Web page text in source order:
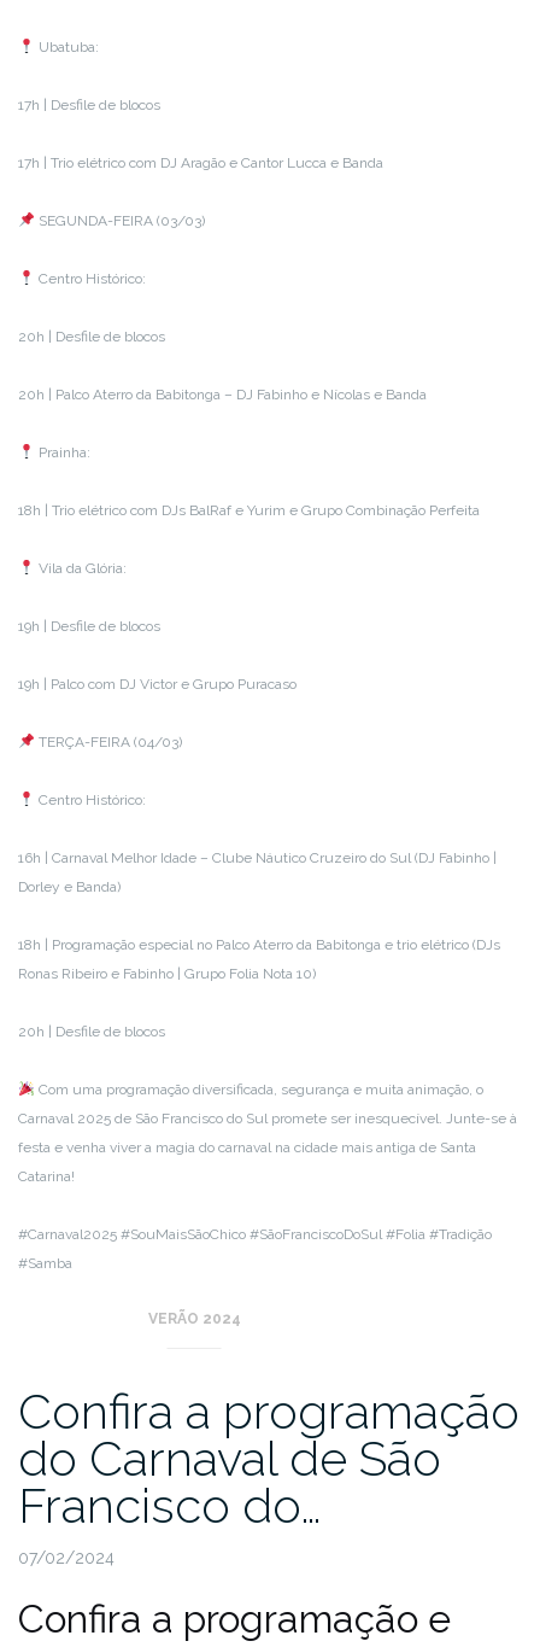
Ubatuba:
17h | Desfile de blocos
17h | Trio elétrico com DJ Aragão e Cantor Lucca e Banda
SEGUNDA-FEIRA (03/03)
Centro Histórico:
20h | Desfile de blocos
20h | Palco Aterro da Babitonga – DJ Fabinho e Nícolas e Banda
Prainha:
18h | Trio elétrico com DJs BalRaf e Yurim e Grupo Combinação Perfeita
Vila da Glória:
19h | Desfile de blocos
19h | Palco com DJ Victor e Grupo Puracaso
TERÇA-FEIRA (04/03)
Centro Histórico:
16h | Carnaval Melhor Idade – Clube Náutico Cruzeiro do Sul (DJ Fabinho |
Dorley e Banda)
18h | Programação especial no Palco Aterro da Babitonga e trio elétrico (DJs
Ronas Ribeiro e Fabinho | Grupo Folia Nota 10)
20h | Desfile de blocos
Com uma programação diversificada, segurança e muita animação, o
Carnaval 2025 de São Francisco do Sul promete ser inesquecível. Junte-se à
festa e venha viver a magia do carnaval na cidade mais antiga de Santa
Catarina!
#Carnaval2025 #SouMaisSãoChico #SãoFranciscoDoSul #Folia #Tradição
#Samba
VERÃO 2024
Confira a programação
do Carnaval de São
Francisco do…
07/02/2024
Confira a programação e